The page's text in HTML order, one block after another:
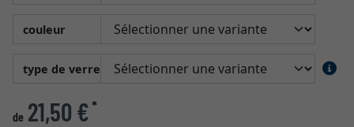
couleur
type de verre
de 21,50 €*